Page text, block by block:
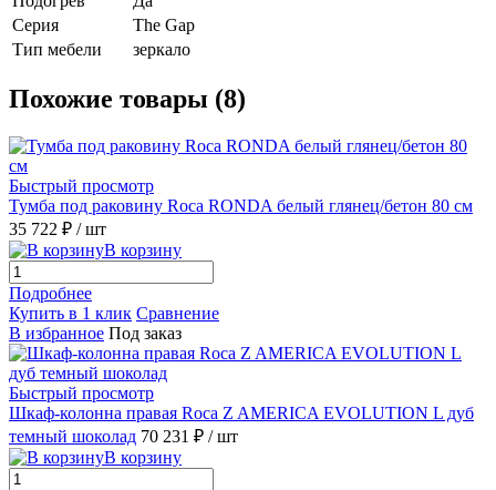
Серия
The Gap
Тип мебели
зеркало
Похожие товары (8)
Быстрый просмотр
Тумба под раковину Roca RONDA белый глянец/бетон 80 см
35 722 ₽ / шт
В корзину
Подробнее
Купить в 1 клик Сравнение
В избранное Под заказ
Быстрый просмотр
Шкаф-колонна правая Roca Z AMERICA EVOLUTION L дуб
темный шоколад 70 231 ₽ / шт
В корзину